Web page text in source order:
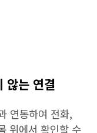
않는 연결
연동하여 전화,
위에서 확인할 수